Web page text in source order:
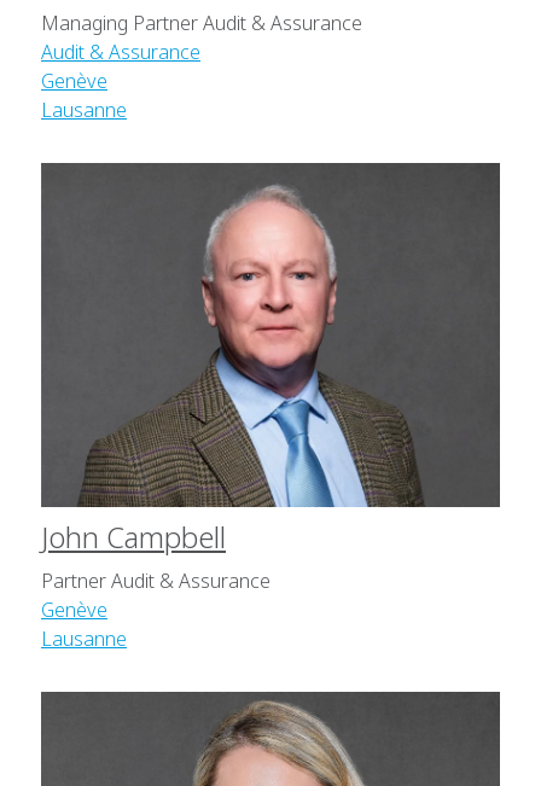
Managing Partner Audit & Assurance
Audit & Assurance
Genève
Lausanne
John Campbell
Partner Audit & Assurance
Genève
Lausanne